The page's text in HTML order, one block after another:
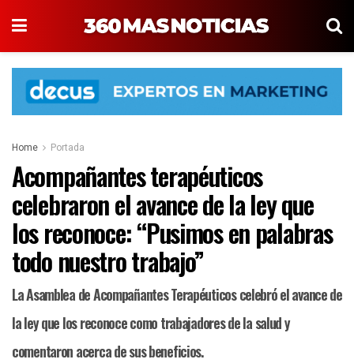
Home Portada
Acompañantes terapéuticos
celebraron el avance de la ley que
los reconoce: “Pusimos en palabras
todo nuestro trabajo”
La Asamblea de Acompañantes Terapéuticos celebró el avance de
la ley que los reconoce como trabajadores de la salud y
comentaron acerca de sus beneficios.